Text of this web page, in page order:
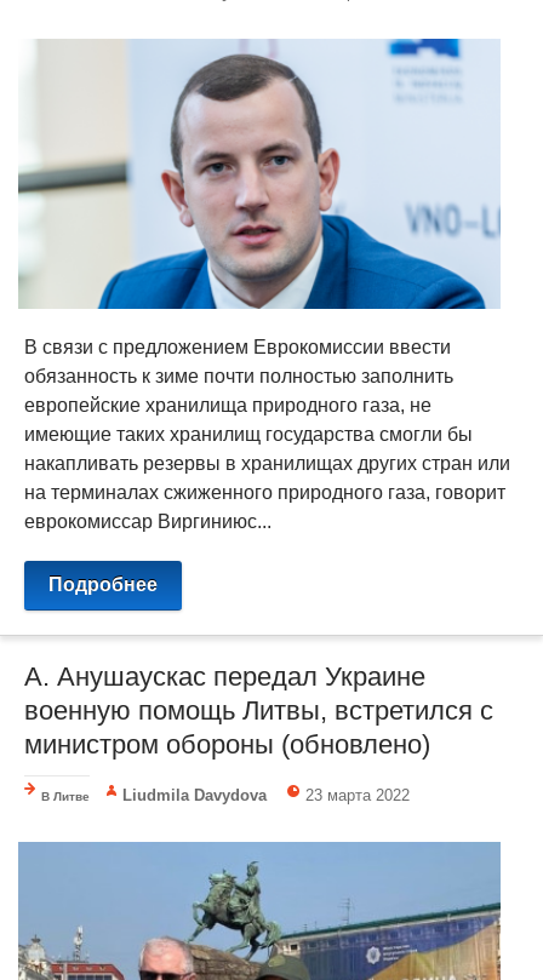
В связи с предложением Еврокомиссии ввести
обязанность к зиме почти полностью заполнить
европейские хранилища природного газа, не
имеющие таких хранилищ государства смогли бы
накапливать резервы в хранилищах других стран или
на терминалах сжиженного природного газа, говорит
еврокомиссар Виргиниюс...
Подробнее
А. Анушаускас передал Украине
военную помощь Литвы, встретился с
министром обороны (обновлено)
В Литве Liudmila Davydova 23 марта 2022